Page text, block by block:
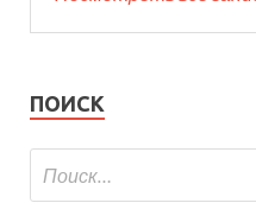
ПОИСК